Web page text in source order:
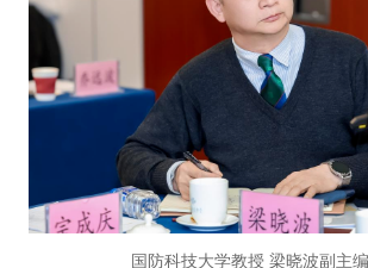
国防科技大学教授 梁晓波副主